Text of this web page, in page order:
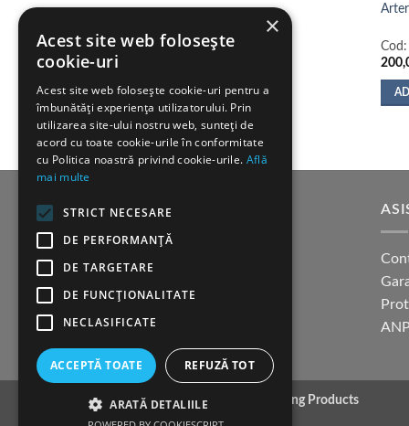
Cod:
SUPORT CLIENTI
Politica confidentialitate
Copyright 2026 © K9 Training Products
×
Acest site web folosește
cookie-uri
Acest site web folosește cookie-uri pentru a
îmbunătăți experiența utilizatorului. Prin
utilizarea site-ului nostru web, sunteți de
acord cu toate cookie-urile în conformitate
cu Politica noastră privind cookie-urile. Află
mai multe
STRICT NECESARE
DE PERFORMANȚĂ
DE TARGETARE
DE FUNCŢIONALITATE
NECLASIFICATE
ACCEPTĂ TOATE REFUZĂ TOT
ARATĂ DETALIILE